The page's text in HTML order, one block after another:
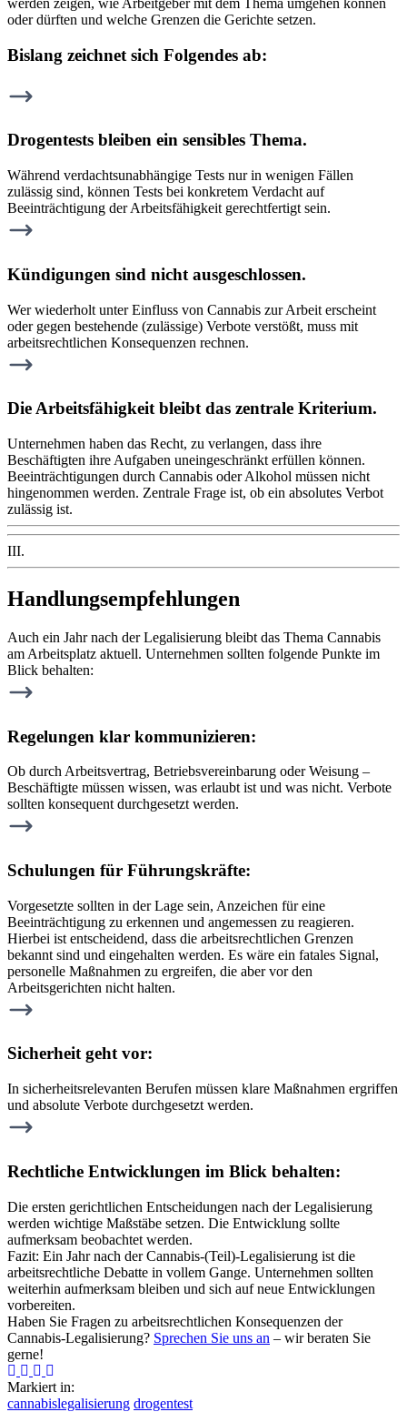
werden zeigen, wie Arbeitgeber mit dem Thema umgehen können
oder dürften und welche Grenzen die Gerichte setzen.
Bislang zeichnet sich Folgendes ab:
Drogentests bleiben ein sensibles Thema.
Während verdachtsunabhängige Tests nur in wenigen Fällen
zulässig sind, können Tests bei konkretem Verdacht auf
Beeinträchtigung der Arbeitsfähigkeit gerechtfertigt sein.
Kündigungen sind nicht ausgeschlossen.
Wer wiederholt unter Einfluss von Cannabis zur Arbeit erscheint
oder gegen bestehende (zulässige) Verbote verstößt, muss mit
arbeitsrechtlichen Konsequenzen rechnen.
Die Arbeitsfähigkeit bleibt das zentrale Kriterium.
Unternehmen haben das Recht, zu verlangen, dass ihre
Beschäftigten ihre Aufgaben uneingeschränkt erfüllen können.
Beeinträchtigungen durch Cannabis oder Alkohol müssen nicht
hingenommen werden. Zentrale Frage ist, ob ein absolutes Verbot
zulässig ist.
III.
Handlungsempfehlungen
Auch ein Jahr nach der Legalisierung bleibt das Thema Cannabis
am Arbeitsplatz aktuell. Unternehmen sollten folgende Punkte im
Blick behalten:
Regelungen klar kommunizieren:
Ob durch Arbeitsvertrag, Betriebsvereinbarung oder Weisung –
Beschäftigte müssen wissen, was erlaubt ist und was nicht. Verbote
sollten konsequent durchgesetzt werden.
Schulungen für Führungskräfte:
Vorgesetzte sollten in der Lage sein, Anzeichen für eine
Beeinträchtigung zu erkennen und angemessen zu reagieren.
Hierbei ist entscheidend, dass die arbeitsrechtlichen Grenzen
bekannt sind und eingehalten werden. Es wäre ein fatales Signal,
personelle Maßnahmen zu ergreifen, die aber vor den
Arbeitsgerichten nicht halten.
Sicherheit geht vor:
In sicherheitsrelevanten Berufen müssen klare Maßnahmen ergriffen
und absolute Verbote durchgesetzt werden.
Rechtliche Entwicklungen im Blick behalten:
Die ersten gerichtlichen Entscheidungen nach der Legalisierung
werden wichtige Maßstäbe setzen. Die Entwicklung sollte
aufmerksam beobachtet werden.
Fazit: Ein Jahr nach der Cannabis-(Teil)-Legalisierung ist die
arbeitsrechtliche Debatte in vollem Gange. Unternehmen sollten
weiterhin aufmerksam bleiben und sich auf neue Entwicklungen
vorbereiten.
Haben Sie Fragen zu arbeitsrechtlichen Konsequenzen der
Cannabis-Legalisierung? Sprechen Sie uns an – wir beraten Sie
gerne!
Markiert in:
cannabislegalisierung drogentest